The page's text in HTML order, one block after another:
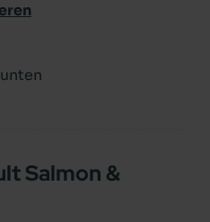
Salmon &